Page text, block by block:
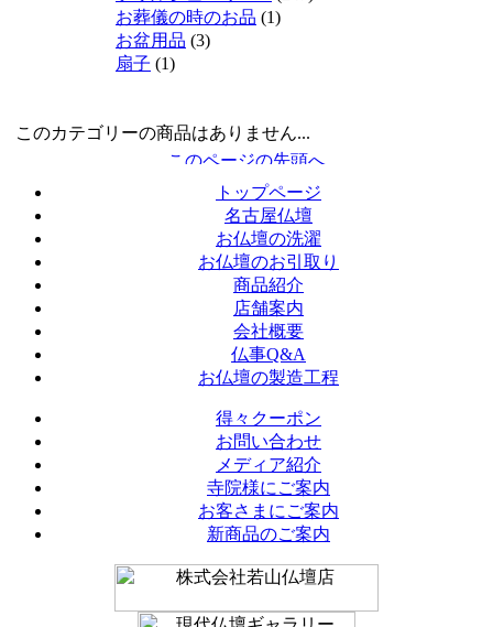
お葬儀の時のお品 (1)
お盆用品 (3)
扇子 (1)
このカテゴリーの商品はありません...
トップページ
名古屋仏壇
お仏壇の洗濯
お仏壇のお引取り
商品紹介
店舗案内
会社概要
仏事Q&A
お仏壇の製造工程
得々クーポン
お問い合わせ
メディア紹介
寺院様にご案内
お客さまにご案内
新商品のご案内